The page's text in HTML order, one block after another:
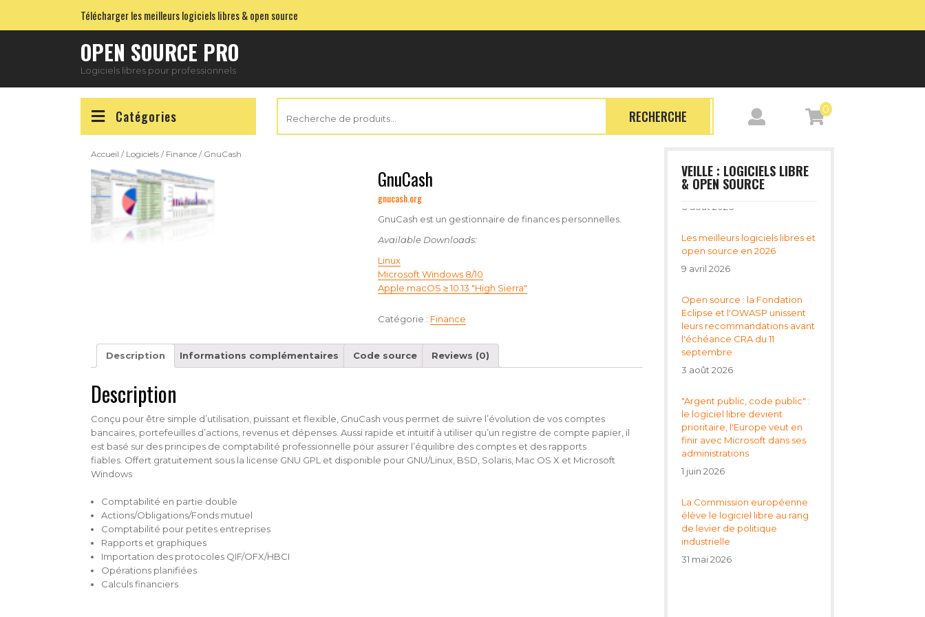
content
Télécharger les meilleurs logiciels libres & open source
OPEN SOURCE PRO
Logiciels libres pour professionnels
Catégories
pour :
RECHERCHE 0
Accueil / Logiciels / Finance / GnuCash
GnuCash
gnucash.org
GnuCash est un gestionnaire de finances personnelles.
Available Downloads:
Linux
Microsoft Windows 8/10
Apple macOS ≥ 10.13 "High Sierra"
Catégorie : Finance
Description Informations complémentaires Code source Reviews (0)
Description
Conçu pour être simple d’utilisation, puissant et flexible, GnuCash vous permet de suivre l’évolution de vos comptes
bancaires, portefeuilles d’actions, revenus et dépenses. Aussi rapide et intuitif à utiliser qu’un registre de compte papier, il
est basé sur des principes de comptabilité professionnelle pour assurer l’équilibre des comptes et des rapports
fiables. Offert gratuitement sous la license GNU GPL et disponible pour GNU/Linux, BSD, Solaris, Mac OS X et Microsoft
Windows
Comptabilité en partie double
Actions/Obligations/Fonds mutuel
Comptabilité pour petites entreprises
Rapports et graphiques
Importation des protocoles QIF/OFX/HBCI
Opérations planifiées
Calculs financiers
VEILLE : LOGICIELS LIBRE
& OPEN SOURCE
leurs recommandations avant
l'échéance CRA du 11
septembre
3 août 2026
prioritaire, l'Europe veut en
finir avec Microsoft dans ses
administrations
1 juin 2026
La Commission européenne
de levier de politique
industrielle
31 mai 2026